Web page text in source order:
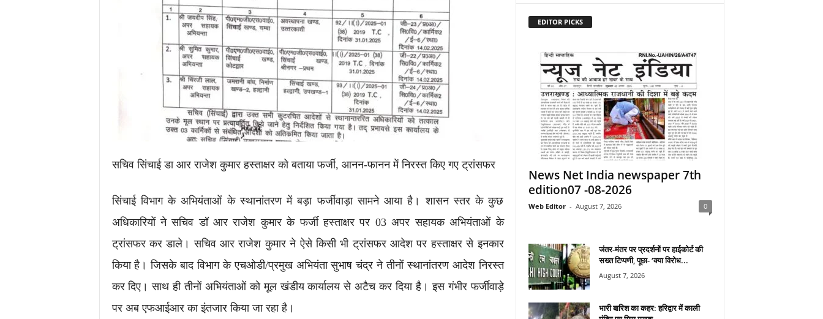
सचिव सिंचाई डा आर राजेश कुमार हस्ताक्षर को बताया फर्जी, आनन-फानन में निरस्त किए गए ट्रांसफर
सिंचाई विभाग के अभियंताओं के स्थानांतरण में बड़ा फर्जीवाड़ा सामने आया है। शासन स्तर के कुछ
अधिकारियों ने सचिव डॉ आर राजेश कुमार के फर्जी हस्ताक्षर पर 03 अपर सहायक अभियंताओं के
ट्रांसफर कर डाले। सचिव आर राजेश कुमार ने ऐसे किसी भी ट्रांसफर आदेश पर हस्ताक्षर से इनकार
किया है। जिसके बाद विभाग के एचओडी/प्रमुख अभियंता सुभाष चंद्र ने तीनों स्थानांतरण आदेश निरस्त
कर दिए। साथ ही तीनों अभियंताओं को मूल खंडीय कार्यालय से अटैच कर दिया है। इस गंभीर फर्जीवाड़े
पर अब एफआईआर का इंतजार किया जा रहा है।
EDITOR PICKS
News Net India newspaper 7th
edition07 -08-2026
Web Editor - August 7, 2026 0
जंतर-मंतर पर प्रदर्शनों पर हाईकोर्ट की
सख्त टिप्पणी, पूछा- ‘क्या विरोध...
August 7, 2026
भारी बारिश का कहर: हरिद्वार में काली